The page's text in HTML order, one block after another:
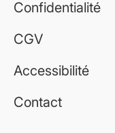
Confidentialité
CGV
Accessibilité
Contact